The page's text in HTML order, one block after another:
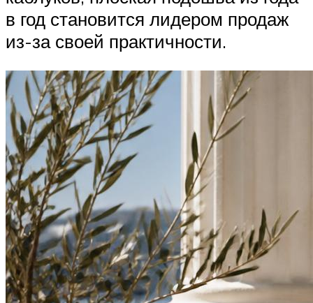
в год становится лидером продаж
из-за своей практичности.